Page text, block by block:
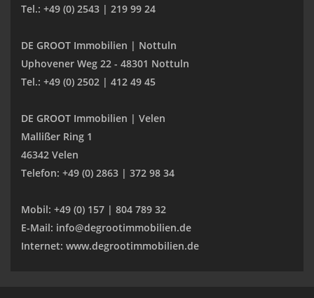
Tel.: +49 (0) 2543 | 219 99 24
DE GROOT Immobilien | Nottuln
Uphovener Weg 22 - 48301 Nottuln
Tel.: +49 (0) 2502 | 412 49 45
DE GROOT Immobilien | Velen
Mallißer Ring 1
46342 Velen
Telefon: +49 (0) 2863 | 372 98 34
Mobil: +49 (0) 157 | 804 789 32
E-Mail: info@degrootimmobilien.de
Internet: www.degrootimmobilien.de